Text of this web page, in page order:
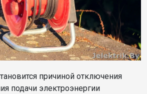
причиной отключения
подачи электроэнергии